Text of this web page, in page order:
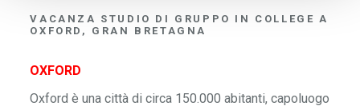
VACANZA STUDIO DI GRUPPO IN COLLEGE A
OXFORD, GRAN BRETAGNA
OXFORD
Oxford è una città di circa 150.000 abitanti, capoluogo